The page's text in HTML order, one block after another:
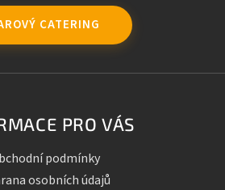
CATERING
PRO VÁS
podmínky
osobních údajů